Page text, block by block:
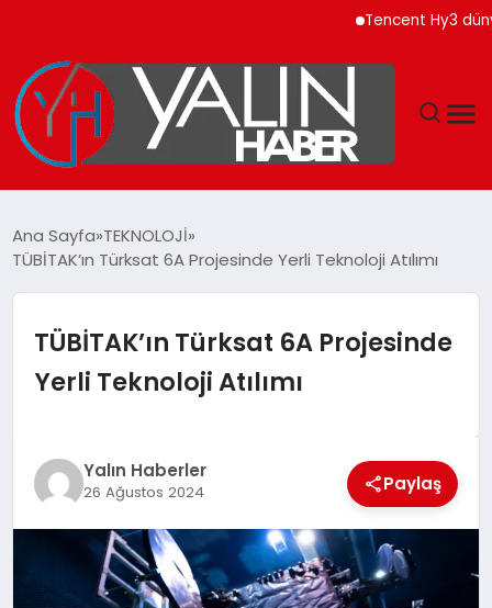
Tencent Hy3 dünya
DÜNYA
EKONOMİ
EĞİTİM
TEKNOLOJİ
Ana Sayfa TEKNOLOJİ
TÜBİTAK’ın Türksat 6A Projesinde Yerli Teknoloji Atılımı
TÜBİTAK’ın Türksat 6A Projesinde
Yerli Teknoloji Atılımı
Yalın Haberler
26 Ağustos 2024 Paylaş